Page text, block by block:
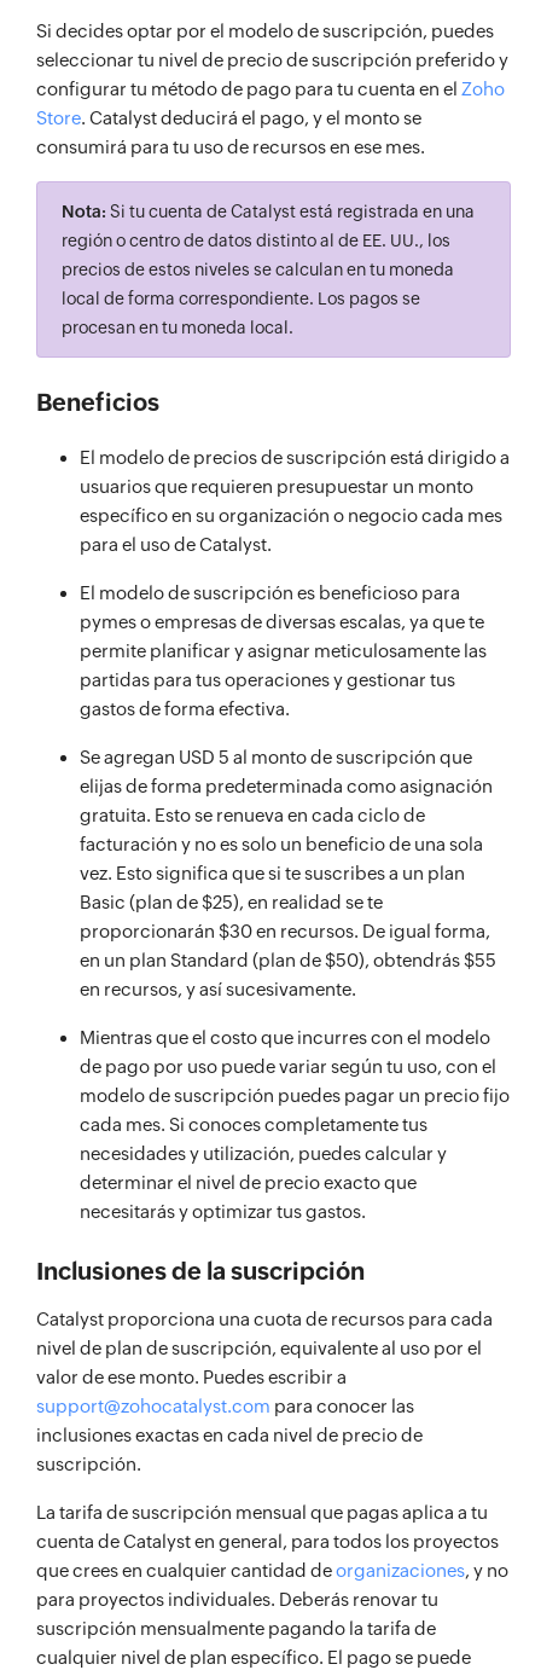
Si decides optar por el modelo de suscripción, puedes
seleccionar tu nivel de precio de suscripción preferido y
configurar tu método de pago para tu cuenta en el Zoho
Store. Catalyst deducirá el pago, y el monto se
consumirá para tu uso de recursos en ese mes.
Nota: Si tu cuenta de Catalyst está registrada en una
región o centro de datos distinto al de EE. UU., los
precios de estos niveles se calculan en tu moneda
local de forma correspondiente. Los pagos se
procesan en tu moneda local.
Beneficios
El modelo de precios de suscripción está dirigido a
usuarios que requieren presupuestar un monto
específico en su organización o negocio cada mes
para el uso de Catalyst.
El modelo de suscripción es beneficioso para
pymes o empresas de diversas escalas, ya que te
permite planificar y asignar meticulosamente las
partidas para tus operaciones y gestionar tus
gastos de forma efectiva.
Se agregan USD 5 al monto de suscripción que
elijas de forma predeterminada como asignación
gratuita. Esto se renueva en cada ciclo de
facturación y no es solo un beneficio de una sola
vez. Esto significa que si te suscribes a un plan
Basic (plan de $25), en realidad se te
proporcionarán $30 en recursos. De igual forma,
en un plan Standard (plan de $50), obtendrás $55
en recursos, y así sucesivamente.
Mientras que el costo que incurres con el modelo
de pago por uso puede variar según tu uso, con el
modelo de suscripción puedes pagar un precio fijo
cada mes. Si conoces completamente tus
necesidades y utilización, puedes calcular y
determinar el nivel de precio exacto que
necesitarás y optimizar tus gastos.
Inclusiones de la suscripción
Catalyst proporciona una cuota de recursos para cada
nivel de plan de suscripción, equivalente al uso por el
valor de ese monto. Puedes escribir a
support@zohocatalyst.com para conocer las
inclusiones exactas en cada nivel de precio de
suscripción.
La tarifa de suscripción mensual que pagas aplica a tu
cuenta de Catalyst en general, para todos los proyectos
que crees en cualquier cantidad deorganizaciones, y no
para proyectos individuales. Deberás renovar tu
suscripción mensualmente pagando la tarifa de
cualquier nivel de plan específico. El pago se puede